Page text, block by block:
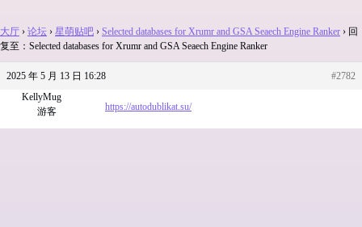
大厅 › 论坛 › 星萌贴吧 › Selected databases for Xrumr and GSA Seaech Engine Ranker › 回
复至：Selected databases for Xrumr and GSA Seaech Engine Ranker
2025 年 5 月 13 日 16:28
#2782
KellyMug
游客
https://autodublikat.su/